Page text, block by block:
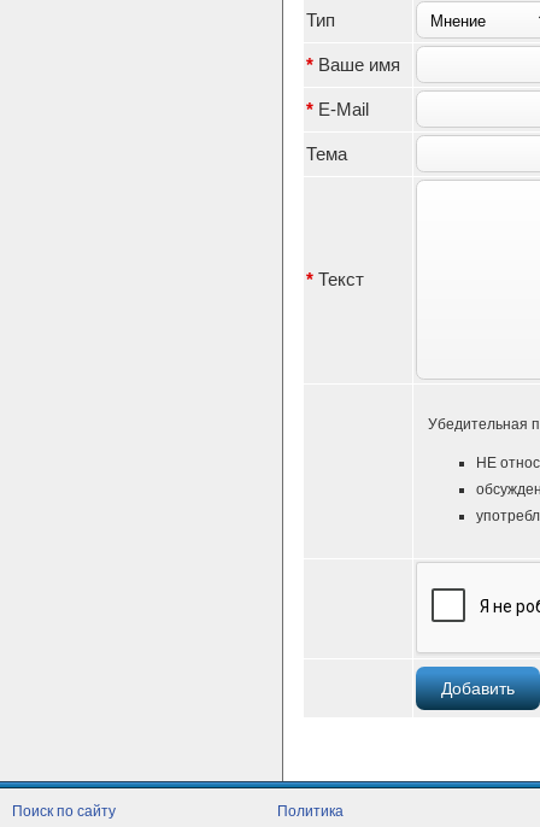
Тип
* Ваше имя
* E-Mail
Тема
* Текст
Убедительная
НЕ
Поиск по сайту
Политика